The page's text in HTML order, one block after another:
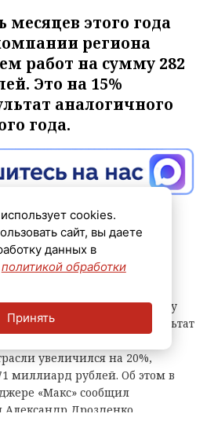
месяцев этого года
региона
работ на сумму 282
Это на 15%
аналогичного
года.
День строителя с
сам за себя: вопреки
растет год к году.
этого года строительные
объем работ на сумму
на 15% превышает результат
года. Финансовый
увеличился на 20%,
миллиард рублей. Об этом в
«Макс» сообщил
Александр Дрозденко.
cookies.
сайт, вы даете
данных в
политикой обработки
Принять